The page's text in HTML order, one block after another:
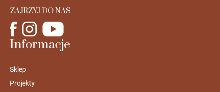
ZAJRZYJ DO NAS
Informacje
Sklep
Projekty